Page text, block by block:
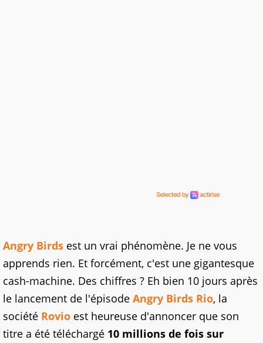
Angry Birds est un vrai phénomène. Je ne vous
apprends rien. Et forcément, c'est une gigantesque
cash-machine. Des chiffres ? Eh bien 10 jours après
le lancement de l'épisode Angry Birds Rio, la
société Rovio est heureuse d'annoncer que son
titre a été téléchargé 10 millions de fois sur